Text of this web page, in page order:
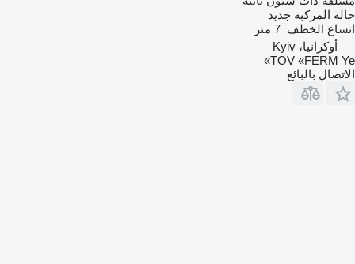
حالة المركبة جديد
اتساع الخطف 7 متر
أوكرانيا، Kyiv
TOV «FERM Ye»
الاتصال بالبائع